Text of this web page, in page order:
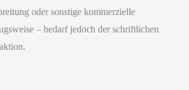
oder sonstige kommerzielle
– bedarf jedoch der schriftlichen